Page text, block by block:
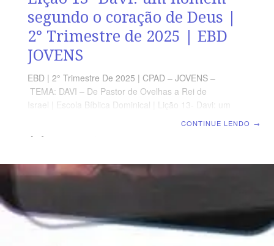
segundo o coração de Deus |
2° Trimestre de 2025 | EBD
JOVENS
EBD | 2° Trimestre De 2025 | CPAD – JOVENS –
TEMA: DAVI – De Pastor de Ovelhas a Rei de
Israel | Escola Bíblica Dominical | Lição 13- Davi: um
Davi podemos entender o que fez dele um personagem
Escolhido por DeusTERÇA — Hb 11.32-40
CONTINUE LENDO →